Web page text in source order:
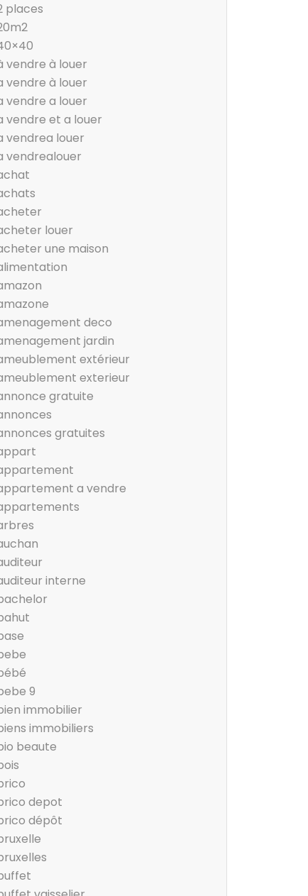
places
vendre à louer
vendre à louer
vendre a louer
vendre et a louer
vendrea louer
vendrealouer
louer
une maison
deco
jardin
extérieur
exterieur
gratuite
gratuites
a vendre
interne
9
immobilier
immobiliers
beaute
depot
dépôt